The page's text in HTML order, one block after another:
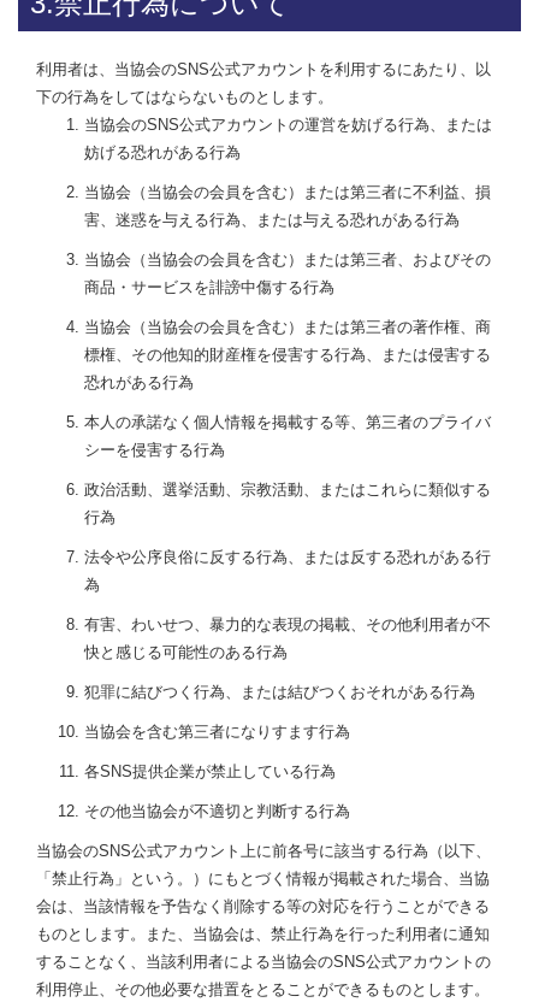
利用者は、当協会のSNS公式アカウントを利用するにあたり、以
下の行為をしてはならないものとします。
当協会のSNS公式アカウントの運営を妨げる行為、または
妨げる恐れがある行為
当協会（当協会の会員を含む）または第三者に不利益、損
害、迷惑を与える行為、または与える恐れがある行為
当協会（当協会の会員を含む）または第三者、およびその
商品・サービスを誹謗中傷する行為
当協会（当協会の会員を含む）または第三者の著作権、商
標権、その他知的財産権を侵害する行為、または侵害する
恐れがある行為
本人の承諾なく個人情報を掲載する等、第三者のプライバ
シーを侵害する行為
政治活動、選挙活動、宗教活動、またはこれらに類似する
行為
法令や公序良俗に反する行為、または反する恐れがある行
為
有害、わいせつ、暴力的な表現の掲載、その他利用者が不
快と感じる可能性のある行為
犯罪に結びつく行為、または結びつくおそれがある行為
当協会を含む第三者になりすます行為
各SNS提供企業が禁止している行為
その他当協会が不適切と判断する行為
当協会のSNS公式アカウント上に前各号に該当する行為（以下、
「禁止行為」という。）にもとづく情報が掲載された場合、当協
会は、当該情報を予告なく削除する等の対応を行うことができる
ものとします。また、当協会は、禁止行為を行った利用者に通知
することなく、当該利用者による当協会のSNS公式アカウントの
利用停止、その他必要な措置をとることができるものとします。